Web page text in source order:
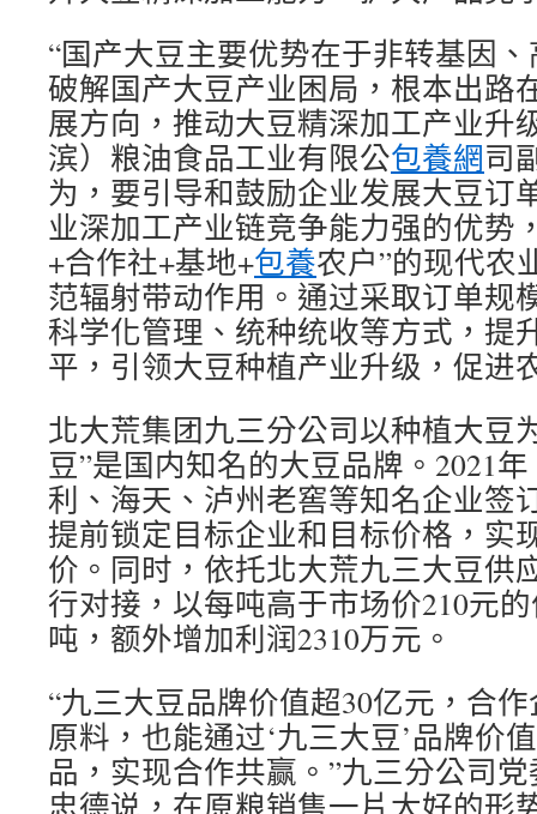
“国产大豆主要优势在于非转基因
破解国产大豆产业困局，根本出路
展方向，推动大豆精深加工产业升
滨）粮油食品工业有限公包養網司
为，要引导和鼓励企业发展大豆订
业深加工产业链竞争能力强的优势
+合作社+基地+包養农户”的现代农
范辐射带动作用。通过采取订单规
科学化管理、统种统收等方式，提
平，引领大豆种植产业升级，促进
北大荒集团九三分公司以种植大豆
豆”是国内知名的大豆品牌。2021
利、海天、泸州老窖等知名企业签
提前锁定目标企业和目标价格，实
价。同时，依托北大荒九三大豆供
行对接，以每吨高于市场价210元
吨，额外增加利润2310万元。
“九三大豆品牌价值超30亿元，合
原料，也能通过‘九三大豆’品牌价
品，实现合作共赢。”九三分公司
忠德说，在原粮销售一片大好的形